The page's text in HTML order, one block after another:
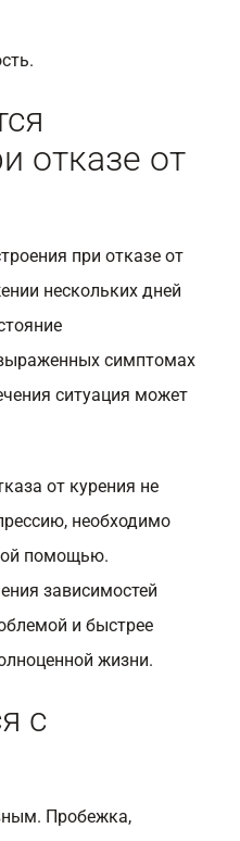
отказе от
при отказе от
нескольких дней
симптомах
ситуация может
от курения не
необходимо
помощью.
зависимостей
и быстрее
жизни.
с
Пробежка,